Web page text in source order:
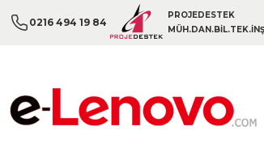
0216 494 19 84
PROJEDESTEK